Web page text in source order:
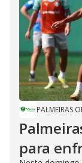
PALMEIRAS
para